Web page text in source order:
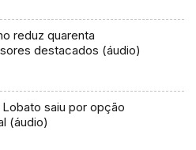
reduz quarenta
destacados (áudio)
saiu por opção
(áudio)